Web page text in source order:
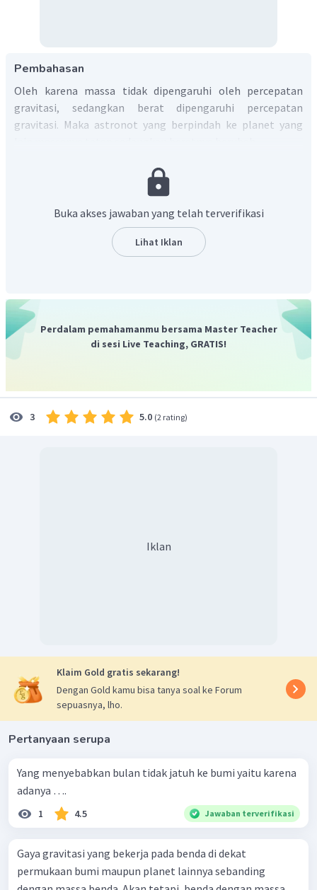
Pembahasan
Oleh karena massa tidak dipengaruhi oleh percepatan
gravitasi, sedangkan berat dipengaruhi percepatan
gravitasi. Maka astronot yang berpindah ke planet yang
Buka akses jawaban yang telah terverifikasi
Lihat Iklan
Perdalam pemahamanmu bersama Master Teacher
di sesi Live Teaching, GRATIS!
3 5.0 (2 rating)
Iklan
Klaim Gold gratis sekarang!
Dengan Gold kamu bisa tanya soal ke Forum
sepuasnya, lho.
Pertanyaan serupa
Yang menyebabkan bulan tidak jatuh ke bumi yaitu karena
adanya ….
1 4.5 Jawaban terverifikasi
Gaya gravitasi yang bekerja pada benda di dekat
permukaan bumi maupun planet lainnya sebanding